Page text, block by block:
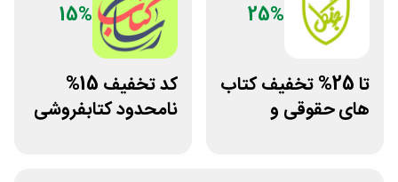
25%
تا 25% تخفیف کتاب
های حقوقی و
15%
کد تخفیف 15%
نامحدود کتابفروشی